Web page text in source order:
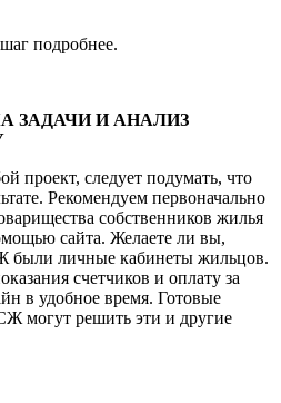
подробнее.
ЗАДАЧИ И АНАЛИЗ
проект, следует подумать, что
Рекомендуем первоначально
собственников жилья
сайта. Желаете ли вы,
были личные кабинеты жильцов.
счетчиков и оплату за
в удобное время. Готовые
могут решить эти и другие